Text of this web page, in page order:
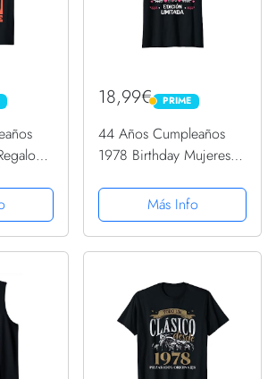
18,99€ PRIME
PRIME
44 Años Cumpleaños
1978 Birthday Mujeres
Más Info